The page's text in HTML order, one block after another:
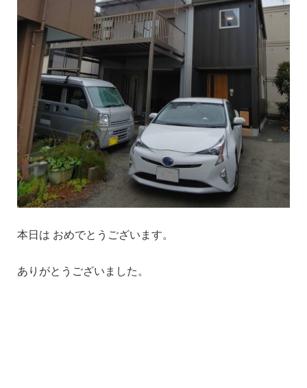
本日は おめでとうございます。
ありがとうございました。